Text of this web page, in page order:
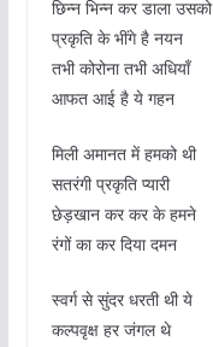
छिन्न भिन्न कर डाला उसको
प्रकृति के भींगे है नयन
तभी कोरोना तभी अधियाँ
आफत आई है ये गहन
मिली अमानत में हमको थी
सतरंगी प्रकृति प्यारी
छेड़खान कर कर के हमने
रंगों का कर दिया दमन
स्वर्ग से सुंदर धरती थी ये
कल्पवृक्ष हर जंगल थे